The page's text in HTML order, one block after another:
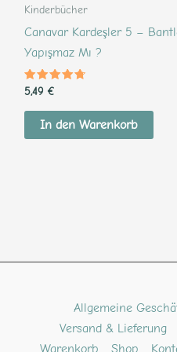
Kinderbücher
Canavar Kardeşler 5 –
Yapışmaz Mı ?
Bewertet
4.43
von 5
5,49 €
In den Warenkorb
Allgemeine
Versand & Lieferung
Warenkorb
Shop